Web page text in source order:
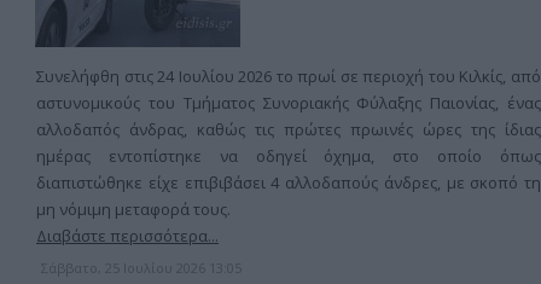
Συνελήφθη στις 24 Ιουλίου 2026 το πρωί σε περιοχή του Κιλκίς, από
αστυνομικούς του Τμήματος Συνοριακής Φύλαξης Παιονίας, ένας
αλλοδαπός άνδρας, καθώς τις πρώτες πρωινές ώρες της ίδιας
ημέρας εντοπίστηκε να οδηγεί όχημα, στο οποίο όπως
διαπιστώθηκε είχε επιβιβάσει 4 αλλοδαπούς άνδρες, με σκοπό τη
μη νόμιμη μεταφορά τους.
Διαβάστε περισσότερα...
Σάββατο, 25 Ιουλίου 2026 13:05